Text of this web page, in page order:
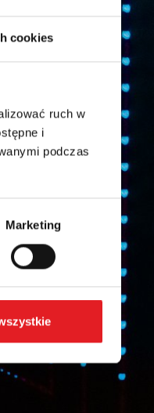
cookies
ruch w
i
podczas
Marketing